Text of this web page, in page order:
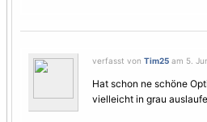
verfasst von Tim25 am 5.
Hat schon ne schöne
vielleicht in grau